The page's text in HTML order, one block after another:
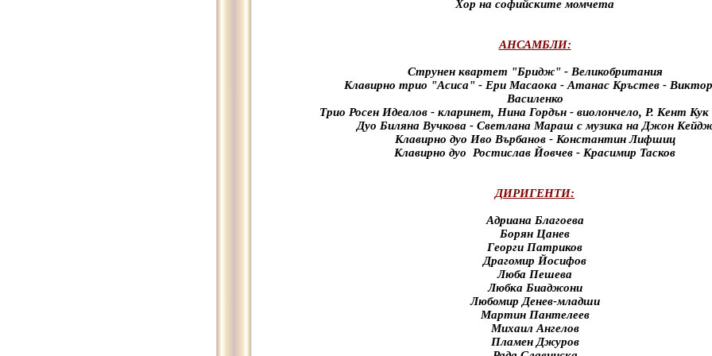
Хор на софийските момчета
АНСАМБЛИ:
Струнен квартет "Бридж" - Великобритания
Клавирно трио "Асиса" - Ери Масаока - Атанас Кръстев -
Василенко
Трио Росен Идеалов - кларинет, Нина Гордън - виолончело, Р. Кент Кук
Дуо Биляна Вучкова - Светлана Мараш с музика на Джон
Клавирно дуо Иво Върбанов - Константин Лифшиц
Клавирно дуо Ростислав Йовчев - Красимир Тасков
ДИРИГЕНТИ:
Адриана Благоева
Борян Цанев
Георги Патриков
Драгомир Йосифов
Люба Пешева
Любка Биаджони
Любомир Денев-младши
Мартин Пантелеев
Михаил Ангелов
Пламен Джуров